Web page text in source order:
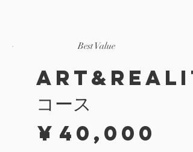
Best Value
コース
¥ 40,000